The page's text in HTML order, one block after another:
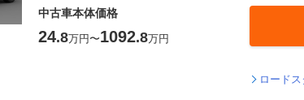
中古車本体価格
24.8万円〜1092.8万円
ロード